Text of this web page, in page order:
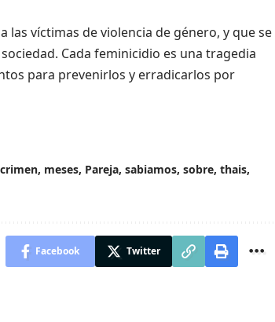
víctimas de violencia de género, y que se
Cada feminicidio es una tragedia
para prevenirlos y erradicarlos por
crimen, meses, Pareja, sabiamos, sobre, thais,
Facebook Twitter